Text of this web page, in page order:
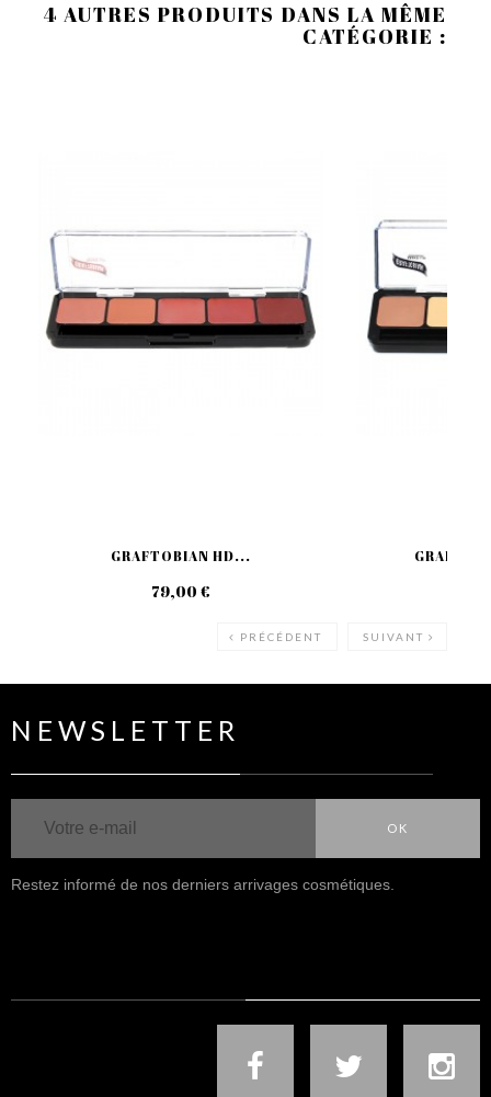
4 AUTRES PRODUITS DANS LA MÊME
CATÉGORIE :
GRAFTOBIAN HD...
79,00 €
PRÉCÉDENT SUIVANT
NEWSLETTER
OK
Restez informé de nos derniers arrivages cosmétiques.